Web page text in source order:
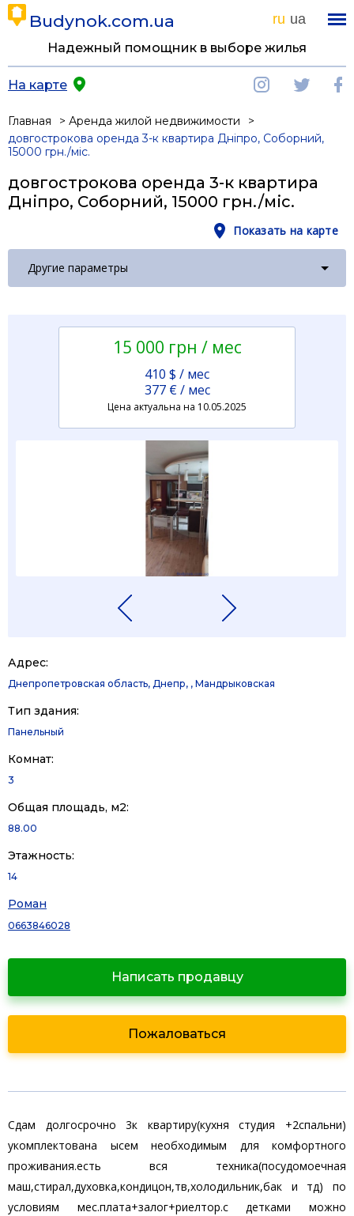
Budynok.com.ua ru ua
Надежный помощник в выборе жилья
На карте
Главная
Аренда жилой недвижимости
довгострокова оренда 3-к квартира Дніпро, Соборний,
15000 грн./міс.
довгострокова оренда 3-к квартира
Дніпро, Соборний, 15000 грн./міс.
Показать на карте
Другие параметры
15 000 грн / мес
410 $ / мес
377 € / мес
Цена актуальна на 10.05.2025
Адрес:
Днепропетровская область, Днепр, , Мандрыковская
Тип здания:
Панельный
Комнат:
3
Общая площадь, м2:
88.00
Этажность:
14
Роман
0663846028
Написать продавцу
Пожаловаться
Сдам долгосрочно 3к квартиру(кухня студия +2спальни)
укомплектована ысем необходимым для комфортного
проживания.есть вся техника(посудомоечная
маш,стирал,духовка,кондицон,тв,холодильник,бак и тд) по
условиям мес.плата+залог+риелтор.с детками можно